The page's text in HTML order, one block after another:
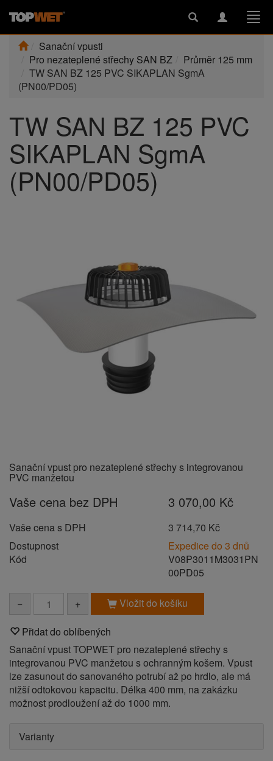
Toggle
Toggle
Sanační vpusti
Pro nezateplené střechy SAN BZ
Průměr 125 mm
TW SAN BZ 125 PVC SIKAPLAN SgmA
(PN00/PD05)
TW SAN BZ 125 PVC
SIKAPLAN SgmA
(PN00/PD05)
Sanační vpust pro nezateplené střechy s integrovanou
PVC manžetou
Vaše cena bez DPH 3 070,00 Kč
Vaše cena s DPH
3 714,70 Kč
Dostupnost
Expedice do 3 dnů
Kód
V08P3011M3031PN
00PD05
− + Vložit do košíku
Přidat do oblíbených
Sanační vpust TOPWET pro nezateplené střechy s
integrovanou PVC manžetou s ochranným košem. Vpust
lze zasunout do sanovaného potrubí až po hrdlo, ale má
nižší odtokovou kapacitu. Délka 400 mm, na zakázku
možnost prodloužení až do 1000 mm.
Varianty